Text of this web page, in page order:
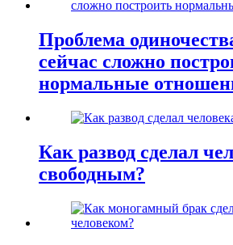
Проблема
сейчас сложно
нормальные
Как развод сделал
свободным?